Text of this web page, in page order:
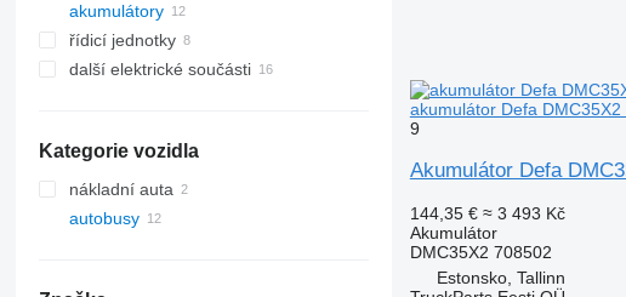
akumulátory
řídicí jednotky
další elektrické součásti
Kategorie vozidla
nákladní auta
autobusy
akumulátor Defa
9
Akumulátor Defa
144,35 € ≈ 3 493 Kč
Akumulátor
DMC35X2 708502
Estonsko, Tallinn